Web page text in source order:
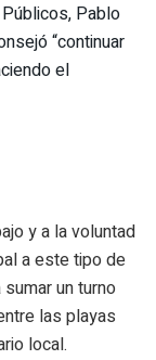
Pablo
“continuar
el
y a la voluntad
a este tipo de
un turno
las playas
local.